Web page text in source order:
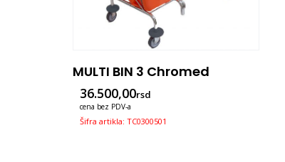
MULTI BIN 3 Chromed
36.500,00rsd
cena bez PDV-a
Šifra artikla: TC0300501